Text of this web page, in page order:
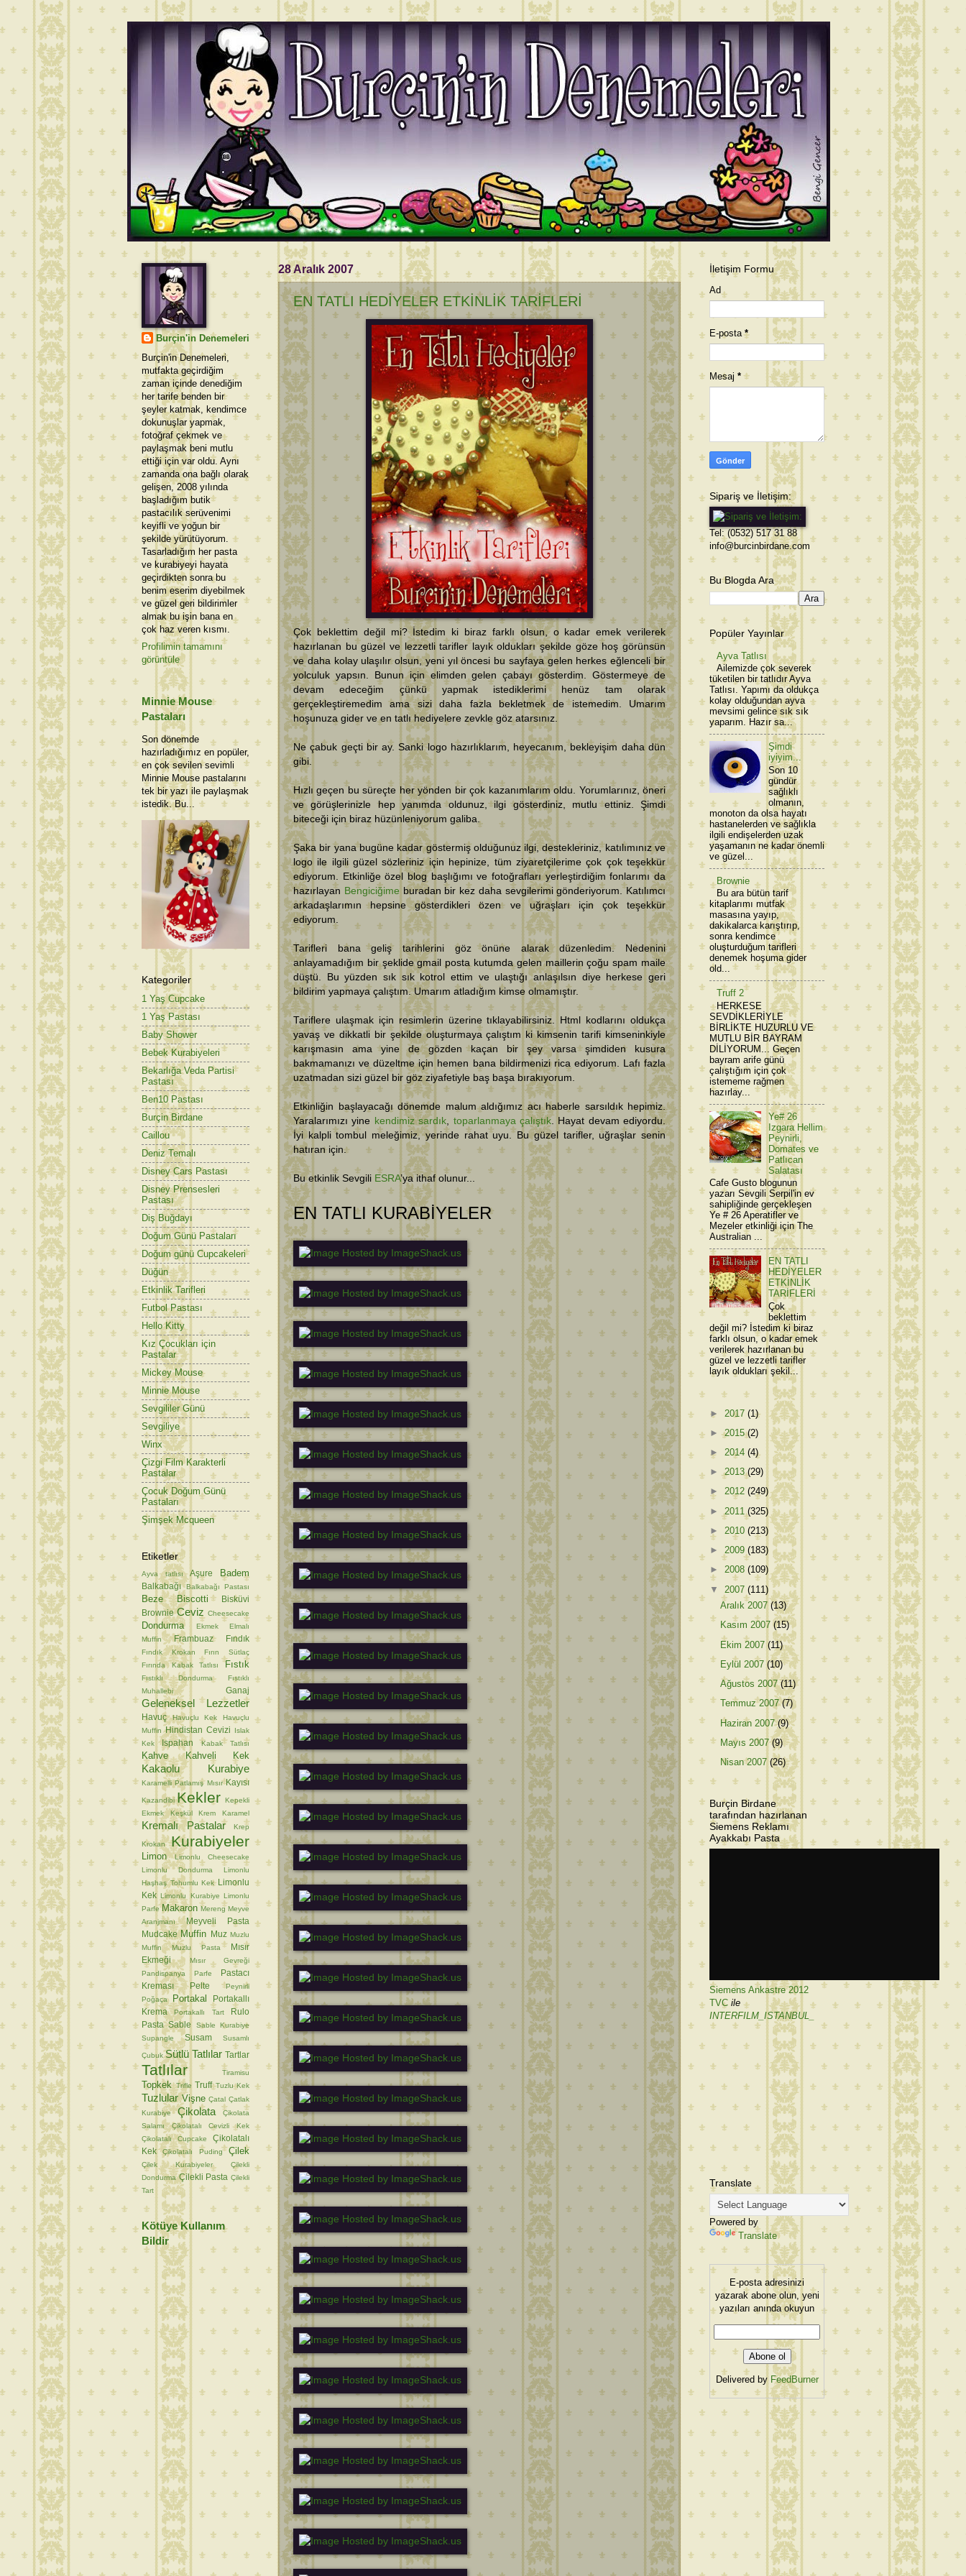
28 Aralık 2007
EN TATLI HEDİYELER ETKİNLİK TARİFLERİ
Çok beklettim değil mi? İstedim ki biraz farklı olsun, o kadar emek verilerek
hazırlanan bu güzel ve lezzetli tarifler layık oldukları şekilde göze hoş görünsün
ve daha kolay ulaşılır olsun, yeni yıl öncesi bu sayfaya gelen herkes eğlenceli bir
yolculuk yapsın. Bunun için elimden gelen çabayı gösterdim. Göstermeye de
devam edeceğim çünkü yapmak istediklerimi henüz tam olarak
gerçekleştiremedim ama sizi daha fazla bekletmek de istemedim. Umarım
hoşunuza gider ve en tatlı hediyelere zevkle göz atarsınız.
Ne çabuk geçti bir ay. Sanki logo hazırlıklarım, heyecanım, bekleyişim daha dün
gibi.
Hızlı geçen bu süreçte her yönden bir çok kazanımlarım oldu. Yorumlarınız, öneri
ve görüşlerinizle hep yanımda oldunuz, ilgi gösterdiniz, mutlu ettiniz. Şimdi
biteceği için biraz hüzünleniyorum galiba.
Şaka bir yana bugüne kadar göstermiş olduğunuz ilgi, destekleriniz, katılımınız ve
logo ile ilgili güzel sözleriniz için hepinize, tüm ziyaretçilerime çok çok teşekkür
ediyorum. Etkinliğe özel blog başlığımı ve fotoğrafları yerleştirdiğim fonlarımı da
hazırlayan Bengiciğime buradan bir kez daha sevgilerimi gönderiyorum. Katılımcı
arkadaşlarımın hepsine gösterdikleri özen ve uğraşları için çok teşekkür
ediyorum.
Tarifleri bana geliş tarihlerini göz önüne alarak düzenledim. Nedenini
anlayamadığım bir şeklide gmail posta kutumda gelen maillerin çoğu spam maile
düştü. Bu yüzden sık sık kotrol ettim ve ulaştığı anlaşılsın diye herkese geri
bildirim yapmaya çalıştım. Umarım atladığım kimse olmamıştır.
Tariflere ulaşmak için resimlerin üzerine tıklayabilirsiniz. Html kodlarını oldukça
yavaş ve dikkatli bir şekilde oluşturmaya çalıştım ki kimsenin tarifi kimseninkiyle
karışmasın ama yine de gözden kaçan bir şey varsa şimdiden kusura
bakmamanızı ve düzeltme için hemen bana bildirmenizi rica ediyorum. Lafı fazla
uzatmadan sizi güzel bir göz ziyafetiyle baş başa bırakıyorum.
Etkinliğin başlayacağı dönemde malum aldığımız acı haberle sarsıldık hepimiz.
Yaralarımızı yine kendimiz sardık toparlanmaya çalıştık. Hayat devam ediyordu.
İyi kalpli tombul meleğimiz, yerinde rahat uyu. Bu güzel tarifler, uğraşlar senin
hatıran için.
Bu etkinlik Sevgili ESRA’ya ithaf olunur...
EN TATLI KURABİYELER
Burçin'in Denemeleri
Burçin'in Denemeleri,
mutfakta geçirdiğim
zaman içinde denediğim
her tarife benden bir
şeyler katmak, kendimce
dokunuşlar yapmak,
fotoğraf çekmek ve
paylaşmak beni mutlu
ettiği için var oldu. Aynı
zamanda ona bağlı olarak
gelişen, 2008 yılında
başladığım butik
pastacılık serüvenimi
keyifli ve yoğun bir
şekilde yürütüyorum.
Tasarladığım her pasta
ve kurabiyeyi hayata
geçirdikten sonra bu
benim eserim diyebilmek
ve güzel geri bildirimler
almak bu işin bana en
çok haz veren kısmı.
Profilimin tamamını
görüntüle
Minnie Mouse
Pastaları
Son dönemde
hazırladığımız en popüler,
en çok sevilen sevimli
Minnie Mouse pastalarını
tek bir yazı ile paylaşmak
istedik. Bu...
Kategoriler
1 Yaş Cupcake
1 Yaş Pastası
Baby Shower
Bebek Kurabiyeleri
Bekarlığa Veda Partisi
Pastası
Ben10 Pastası
Burçin Birdane
Caillou
Deniz Temalı
Disney Cars Pastası
Disney Prensesleri
Pastası
Diş Buğdayı
Doğum Günü Pastaları
Doğum günü Cupcakeleri
Düğün
Etkinlik Tarifleri
Futbol Pastası
Hello Kitty
Kız Çocukları için
Pastalar
Mickey Mouse
Minnie Mouse
Sevgililer Günü
Sevgiliye
Winx
Çizgi Film Karakterli
Pastalar
Çocuk Doğum Günü
Pastaları
Şimşek Mcqueen
Etiketler
Ayva tatlısı Aşure Badem
Balkabağı Balkabağı Pastası
Beze Biscotti
Bisküvi
Brownie Ceviz Cheesecake
Dondurma Ekmek
Elmalı
Muffin
Frambuaz Fındık
Fındık Krokan
Fırın Sütlaç
Fırında Kabak Tatlısı
Fıstık
Fıstıklı Dondurma
Fıstıklı
Muhallebi
Ganaj
Geleneksel Lezzetler
Havuç Havuçlu Kek
Havuçlu
Muffin Hindistan Cevizi
Islak
Kek
Ispahan Kabak Tatlısı
Kahve Kahveli Kek
Kakaolu Kurabiye
Karamelli Patlamış Mısır Kayısı
Kazandibi Kekler Kepekli
Ekmek
Keşkül Krem Karamel
Kremalı Pastalar Krep
Krokan Kurabiyeler
Limon
Limonlu Cheesecake
Limonlu Dondurma
Limonlu
Haşhaş Tohumlu Kek
Limonlu
Kek Limonlu Kurabiye Limonlu
Parfe Makaron Mereng Meyve
Aranjmanı
Meyveli Pasta
Mudcake Muffin Muz Muzlu
Muffin
Muzlu Pasta
Mısır
Ekmeği
Mısır Gevreği
Pandispanya
Parfe
Pastacı
Kreması
Pelte
Peynirli
Poğaça
Portakal
Portakallı
Krema
Portakallı Tart
Rulo
Pasta Sable
Sable Kurabiye
Supangle
Susam Susamlı
Çubuk Sütlü Tatlılar Tartlar
Tatlılar Tiramisu
Topkek Trifle Truff Tuzlu Kek
Tuzlular Vişne Çatal Çatlak
Kurabiye
Çikolata
Çikolata
Salamı
Çikolatalı Cevizli Kek
Çikolatalı Cupcake
Çikolatalı
Kek
Çikolatalı Puding Çilek
Çilek Kurabiyeler
Çilekli
Dondurma Çilekli Pasta Çilekli
Tart
Kötüye Kullanım
Bildir
İletişim Formu
Ad
E-posta*
Mesaj *
Sipariş ve İletişim:
Tel: (0532) 517 31 88
info@burcinbirdane.com
Bu Blogda Ara
Popüler Yayınlar
Ayva Tatlısı
Ailemizde çok severek
tüketilen bir tatlıdır Ayva
Tatlısı. Yapımı da oldukça
kolay olduğundan ayva
mevsimi gelince sık sık
yaparım. Hazır sa...
Şimdi
iyiyim...
Son 10
gündür
sağlıklı
olmanın,
monoton da olsa hayatı
hastanelerden ve sağlıkla
ilgili endişelerden uzak
yaşamanın ne kadar önemli
ve güzel...
Brownie
Bu ara bütün tarif
kitaplarımı mutfak
masasına yayıp,
dakikalarca karıştırıp,
sonra kendimce
oluşturduğum tarifleri
denemek hoşuma gider
old...
Truff 2
HERKESE
SEVDİKLERİYLE
BİRLİKTE HUZURLU VE
MUTLU BİR BAYRAM
DİLİYORUM... Geçen
bayram arife günü
çalıştığım için çok
istememe rağmen
hazırlay...
Ye# 26
Izgara Hellim
Peynirli,
Domates ve
Patlıcan
Salatası
Cafe Gusto blogunun
yazarı Sevgili Serpil'in ev
sahipliğinde gerçekleşen
Ye # 26 Aperatifler ve
Mezeler etkinliği için The
Australian ...
EN TATLI
HEDİYELER
ETKİNLİK
TARİFLERİ
Çok
beklettim
değil mi? İstedim ki biraz
farklı olsun, o kadar emek
verilerek hazırlanan bu
güzel ve lezzetli tarifler
layık oldukları şekil...
► 2017 (1)
►2015(2)
► 2014 (4)
►2013(29)
► 2012 (249)
►2011(325)
► 2010 (213)
► 2009 (183)
► 2008 (109)
▼ 2007 (111)
Aralık 2007(13)
Kasım 2007(15)
Ekim 2007(11)
Eylül 2007(10)
Ağustos 2007(11)
Temmuz 2007(7)
Haziran 2007(9)
Mayıs 2007(9)
Nisan 2007(26)
Burçin Birdane
tarafından hazırlanan
Siemens Reklamı
Ayakkabı Pasta
Siemens Ankastre 2012
TVC ile
INTERFILM_ISTANBUL_
Translate
Powered by
Translate
E-posta adresinizi
yazarak abone olun, yeni
yazıları anında okuyun
Delivered by FeedBurner